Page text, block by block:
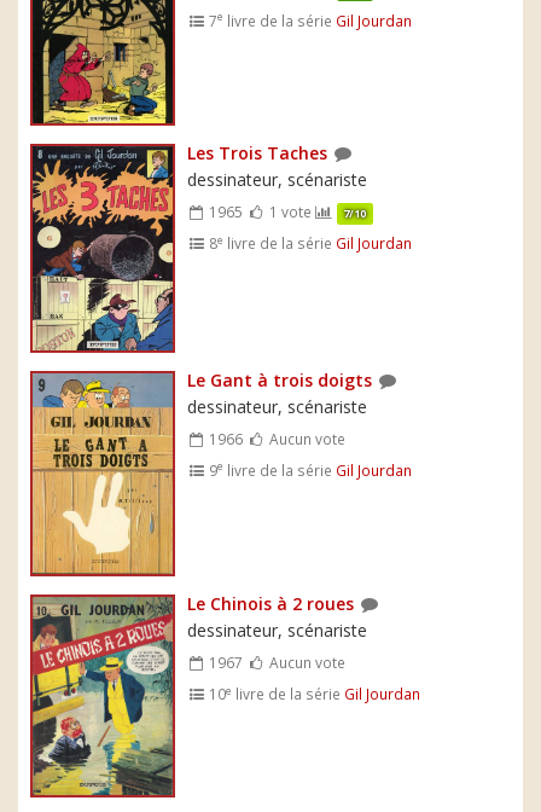
7e livre de la série Gil Jourdan
Les Trois Taches
dessinateur, scénariste
1965 1 vote 7/10
8e livre de la série Gil Jourdan
Le Gant à trois doigts
dessinateur, scénariste
1966
Aucun vote
9e livre de la série Gil Jourdan
Le Chinois à 2 roues
dessinateur, scénariste
1967
Aucun vote
10e livre de la série Gil Jourdan